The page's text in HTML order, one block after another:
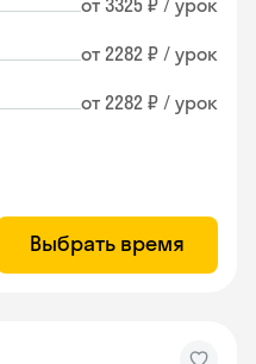
от 3325 ₽ / урок
от 2282 ₽ / урок
от 2282 ₽ / урок
Выбрать время